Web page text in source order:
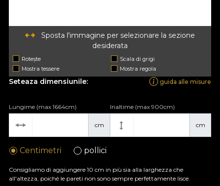
Sposta l'immagine per selezionare la sezione
desiderata
Rotește
Scala di grigi
Mostra tessere
Mostra regola
Seteaza dimensiunile: guida alle misure
cm
Lungime (max 1664cm)
cm
Inaltime (max 900cm)
Centimetri pollici
Consigliamo di aggiungere 10 cm in più sia alla larghezza che
all'altezza, poiché le pareti non sono sempre perfettamente lisce.